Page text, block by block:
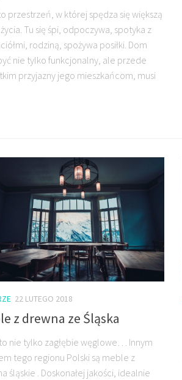
przestrzeń, w której spędza się większą
Tu się śpi, odpoczywa, spotyka z
rodziną, spożywa posiłki. Dom
nie tylko funkcjonalny, ale przede
przyjazny jego mieszkańcom, musi
22 LUTEGO 2018
z drewna ze Śląska
nie tylko zagłębie węglowe… Innym
tego regionu Polski są meble z
śląskie . Doskonałej jakości, idealnie